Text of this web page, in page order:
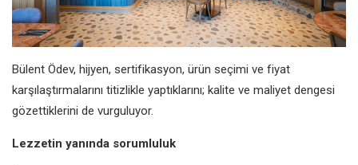
Bülent Ödev, hijyen, sertifikasyon, ürün seçimi ve fiyat
karşılaştırmalarını titizlikle yaptıklarını; kalite ve maliyet dengesi
gözettiklerini de vurguluyor.
Lezzetin yanında sorumluluk